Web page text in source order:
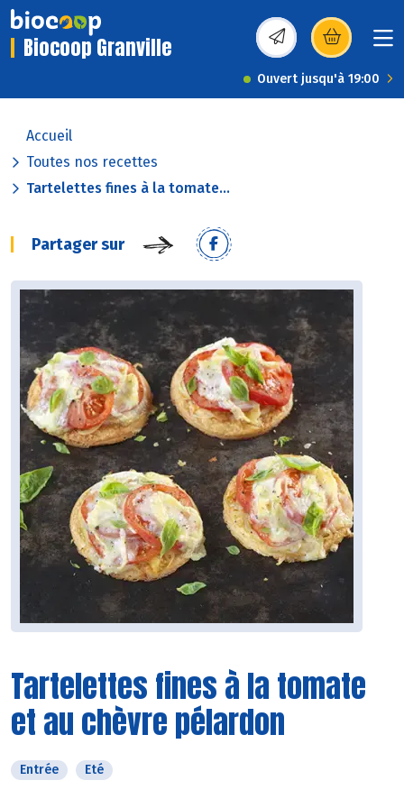
Biocoop Granville (s’ouvre dans une
Ouvert jusqu'à 19:00
Accueil
Toutes nos recettes
Tartelettes fines à la tomate...
Partager sur
Tartelettes fines à la tomate
et au chèvre pélardon
Entrée Eté